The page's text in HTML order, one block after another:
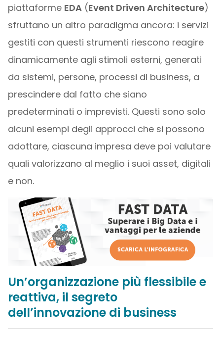
piattaforme EDA(Event Driven Architecture)
sfruttano un altro paradigma ancora: i servizi
gestiti con questi strumenti riescono reagire
dinamicamente agli stimoli esterni, generati
da sistemi, persone, processi di business, a
prescindere dal fatto che siano
predeterminati o imprevisti. Questi sono solo
alcuni esempi degli approcci che si possono
adottare, ciascuna impresa deve poi valutare
quali valorizzano al meglio i suoi asset, digitali
e non.
Un’organizzazione più flessibile e
reattiva, il segreto
dell’innovazione di business